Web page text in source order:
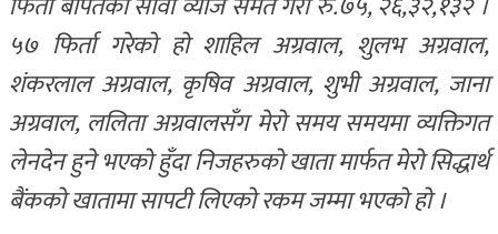
५७ फिर्ता गरेको हो शाहिल अग्रवाल, शुलभ अग्रवाल,
शंकरलाल अग्रवाल, कृषिव अग्रवाल, शुभी अग्रवाल, जाना
अग्रवाल, ललिता अग्रवालसँग मेरो समय समयमा व्यक्तिगत
लेनदेन हुने भएको हुँदा निजहरुको खाता मार्फत मेरो सिद्धार्थ
बैंकको खातामा सापटी लिएको रकम जम्मा भएको हो ।